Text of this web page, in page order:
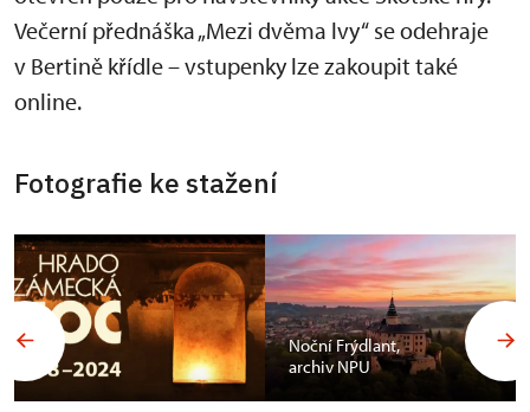
Večerní přednáška „Mezi dvěma lvy“ se odehraje
v Bertině křídle – vstupenky lze zakoupit také
online.
Fotografie ke stažení
Noční Frýdlant,
archiv NPU